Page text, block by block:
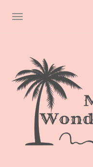
SCHALTE NAVIGATION